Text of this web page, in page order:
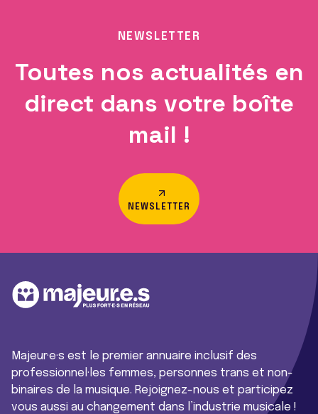
NEWSLETTER
Toutes nos actualités en
direct dans votre boîte
mail !
NEWSLETTER
Majeur·e·s est le premier annuaire inclusif des
professionnel·les femmes, personnes trans et non-
binaires de la musique. Rejoignez-nous et participez
vous aussi au changement dans l’industrie musicale !